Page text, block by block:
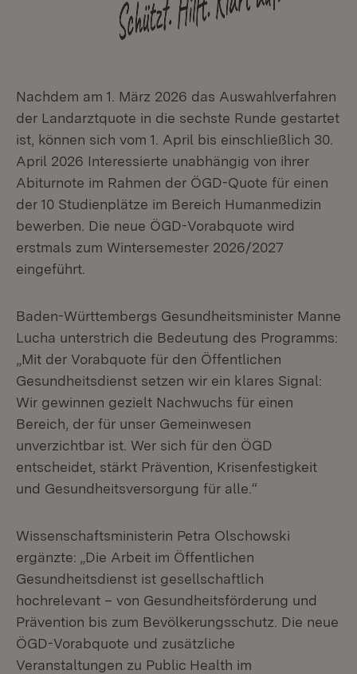
Nachdem am 1. März 2026 das Auswahlverfahren
der Landarztquote in die sechste Runde gestartet
ist, können sich vom 1. April bis einschließlich 30.
April 2026 Interessierte unabhängig von ihrer
Abiturnote im Rahmen der ÖGD-Quote für einen
der 10 Studienplätze im Bereich Humanmedizin
bewerben. Die neue ÖGD-Vorabquote wird
erstmals zum Wintersemester 2026/2027
eingeführt.
Baden-Württembergs Gesundheitsminister Manne
Lucha unterstrich die Bedeutung des Programms:
„Mit der Vorabquote für den Öffentlichen
Gesundheitsdienst setzen wir ein klares Signal:
Wir gewinnen gezielt Nachwuchs für einen
Bereich, der für unser Gemeinwesen
unverzichtbar ist. Wer sich für den ÖGD
entscheidet, stärkt Prävention, Krisenfestigkeit
und Gesundheitsversorgung für alle.“
Wissenschaftsministerin Petra Olschowski
ergänzte: „Die Arbeit im Öffentlichen
Gesundheitsdienst ist gesellschaftlich
hochrelevant – von Gesundheitsförderung und
Prävention bis zum Bevölkerungsschutz. Die neue
ÖGD-Vorabquote und zusätzliche
Veranstaltungen zu Public Health im